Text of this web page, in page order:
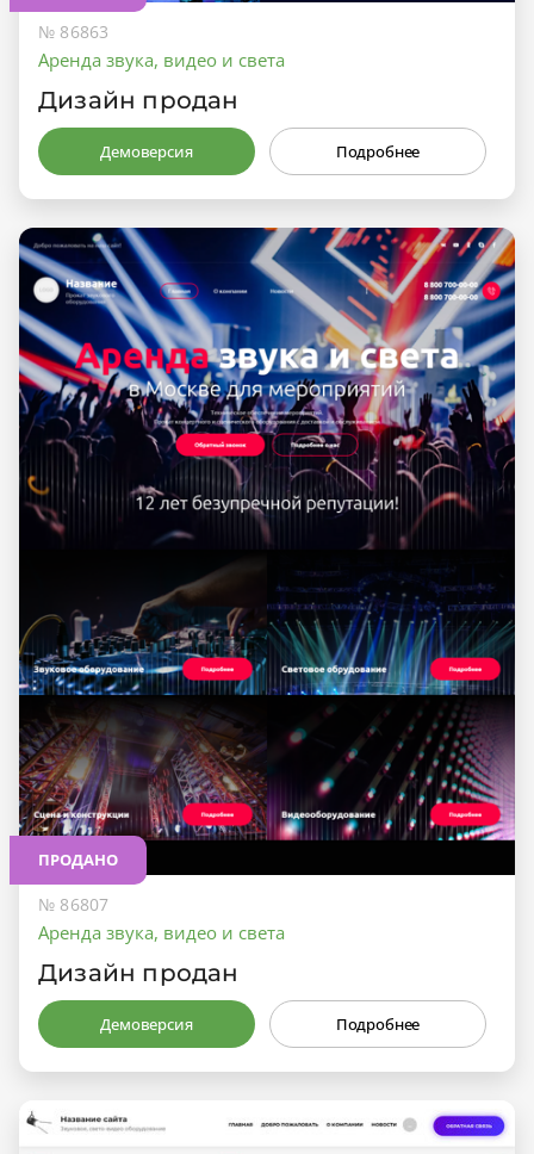
№ 86863
Аренда звука, видео и света
Дизайн продан
Демоверсия Подробнее
ПРОДАНО
№ 86807
Аренда звука, видео и света
Дизайн продан
Демоверсия Подробнее